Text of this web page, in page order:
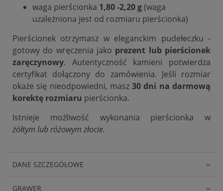
waga pierścionka 1,80 -2,20 g(waga
uzależniona jest od rozmiaru pierścionka)
Pierścionek otrzymasz w eleganckim pudełeczku -
gotowy do wręczenia jako prezent lub pierścionek
zaręczynowy. Autentyczność kamieni potwierdza
certyfikat dołączony do zamówienia. Jeśli rozmiar
okaże się nieodpowiedni, masz30 dni na darmową
korektę rozmiaru pierścionka.
Istnieje możliwość wykonania pierścionka w
żółtym lub różowym złocie.
DANE SZCZEGÓŁOWE
GRAWER